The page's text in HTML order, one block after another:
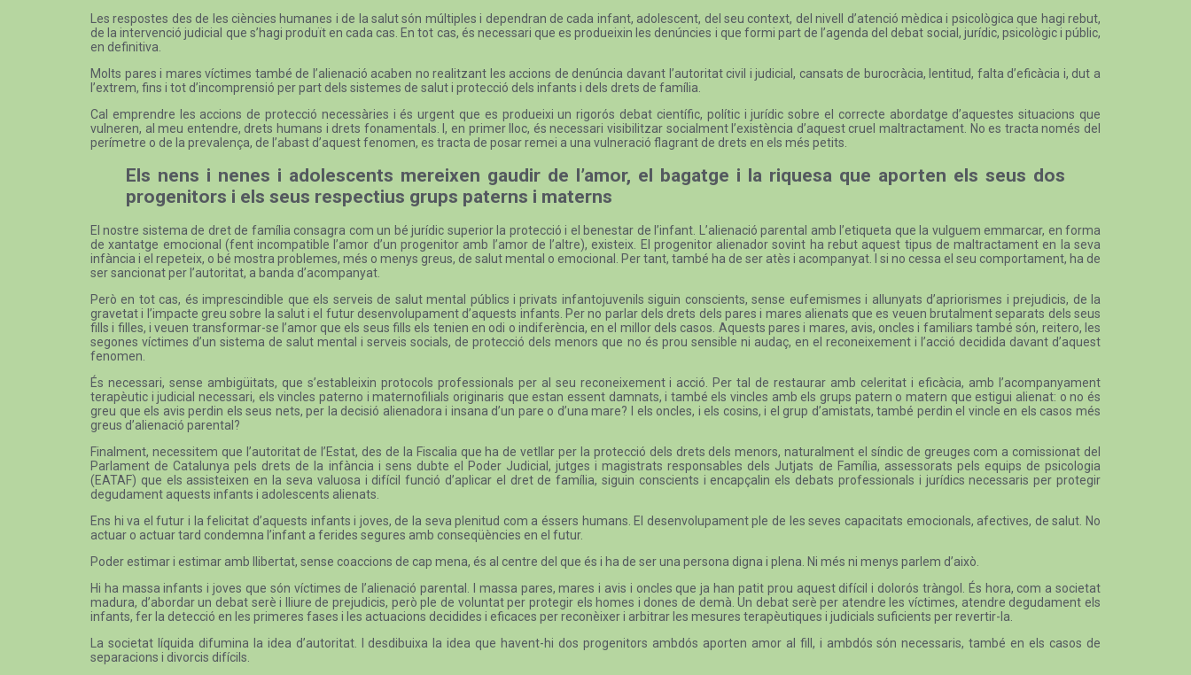
Les respostes des de les ciències humanes i de la salut són múltiples i dependran de cada infant, adolescent, del seu context, del nivell d’atenció mèdica i psicològica que hagi rebut,
de la intervenció judicial que s’hagi produït en cada cas. En tot cas, és necessari que es produeixin les denúncies i que formi part de l’agenda del debat social, jurídic, psicològic i públic,
en definitiva.
Molts pares i mares víctimes també de l’alienació acaben no realitzant les accions de denúncia davant l’autoritat civil i judicial, cansats de burocràcia, lentitud, falta d’eficàcia i, dut a
l’extrem, fins i tot d’incomprensió per part dels sistemes de salut i protecció dels infants i dels drets de família.
Cal emprendre les accions de protecció necessàries i és urgent que es produeixi un rigorós debat científic, polític i jurídic sobre el correcte abordatge d’aquestes situacions que
vulneren, al meu entendre, drets humans i drets fonamentals. I, en primer lloc, és necessari visibilitzar socialment l’existència d’aquest cruel maltractament. No es tracta només del
perímetre o de la prevalença, de l’abast d’aquest fenomen, es tracta de posar remei a una vulneració flagrant de drets en els més petits.
Els nens i nenes i adolescents mereixen gaudir de l’amor, el bagatge i la riquesa que aporten els seus dos
progenitors i els seus respectius grups paterns i materns
El nostre sistema de dret de família consagra com un bé jurídic superior la protecció i el benestar de l’infant. L’alienació parental amb l’etiqueta que la vulguem emmarcar, en forma
de xantatge emocional (fent incompatible l’amor d’un progenitor amb l’amor de l’altre), existeix. El progenitor alienador sovint ha rebut aquest tipus de maltractament en la seva
infància i el repeteix, o bé mostra problemes, més o menys greus, de salut mental o emocional. Per tant, també ha de ser atès i acompanyat. I si no cessa el seu comportament, ha de
ser sancionat per l’autoritat, a banda d’acompanyat.
Però en tot cas, és imprescindible que els serveis de salut mental públics i privats infantojuvenils siguin conscients, sense eufemismes i allunyats d’apriorismes i prejudicis, de la
gravetat i l’impacte greu sobre la salut i el futur desenvolupament d’aquests infants. Per no parlar dels drets dels pares i mares alienats que es veuen brutalment separats dels seus
fills i filles, i veuen transformar-se l’amor que els seus fills els tenien en odi o indiferència, en el millor dels casos. Aquests pares i mares, avis, oncles i familiars també són, reitero, les
segones víctimes d’un sistema de salut mental i serveis socials, de protecció dels menors que no és prou sensible ni audaç, en el reconeixement i l’acció decidida davant d’aquest
fenomen.
És necessari, sense ambigüitats, que s’estableixin protocols professionals per al seu reconeixement i acció. Per tal de restaurar amb celeritat i eficàcia, amb l’acompanyament
terapèutic i judicial necessari, els vincles paterno i maternofilials originaris que estan essent damnats, i també els vincles amb els grups patern o matern que estigui alienat: o no és
greu que els avis perdin els seus nets, per la decisió alienadora i insana d’un pare o d’una mare? I els oncles, i els cosins, i el grup d’amistats, també perdin el vincle en els casos més
greus d’alienació parental?
Finalment, necessitem que l’autoritat de l’Estat, des de la Fiscalia que ha de vetllar per la protecció dels drets dels menors, naturalment el síndic de greuges com a comissionat del
Parlament de Catalunya pels drets de la infància i sens dubte el Poder Judicial, jutges i magistrats responsables dels Jutjats de Família, assessorats pels equips de psicologia
(EATAF) que els assisteixen en la seva valuosa i difícil funció d’aplicar el dret de família, siguin conscients i encapçalin els debats professionals i jurídics necessaris per protegir
degudament aquests infants i adolescents alienats.
Ens hi va el futur i la felicitat d’aquests infants i joves, de la seva plenitud com a éssers humans. El desenvolupament ple de les seves capacitats emocionals, afectives, de salut. No
actuar o actuar tard condemna l’infant a ferides segures amb conseqüències en el futur.
Poder estimar i estimar amb llibertat, sense coaccions de cap mena, és al centre del que és i ha de ser una persona digna i plena. Ni més ni menys parlem d’això.
Hi ha massa infants i joves que són víctimes de l’alienació parental. I massa pares, mares i avis i oncles que ja han patit prou aquest difícil i dolorós tràngol. És hora, com a societat
madura, d’abordar un debat serè i lliure de prejudicis, però ple de voluntat per protegir els homes i dones de demà. Un debat serè per atendre les víctimes, atendre degudament els
infants, fer la detecció en les primeres fases i les actuacions decidides i eficaces per reconèixer i arbitrar les mesures terapèutiques i judicials suficients per revertir-la.
La societat líquida difumina la idea d’autoritat. I desdibuixa la idea que havent-hi dos progenitors ambdós aporten amor al fill, i ambdós són necessaris, també en els casos de
separacions i divorcis difícils.